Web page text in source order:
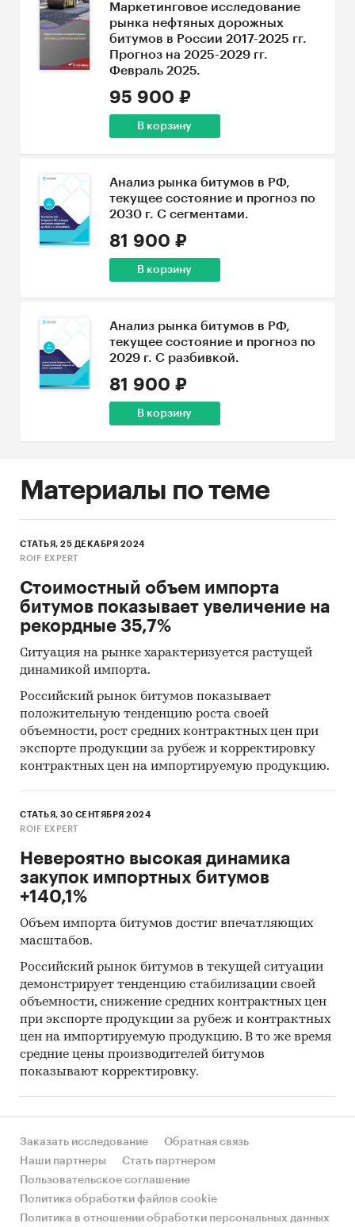
Маркетинговое исследование
рынка нефтяных дорожных
битумов в России 2017-2025 гг.
Прогноз на 2025-2029 гг.
Февраль 2025.
95 900 ₽
В корзину
Анализ рынка битумов в РФ,
текущее состояние и прогноз по
2030 г. С сегментами.
81 900 ₽
В корзину
Анализ рынка битумов в РФ,
текущее состояние и прогноз по
2029 г. С разбивкой.
81 900 ₽
В корзину
Материалы по теме
СТАТЬЯ, 25 ДЕКАБРЯ 2024
ROIF EXPERT
Стоимостный объем импорта
битумов показывает увеличение на
рекордные 35,7%
Ситуация на рынке характеризуется растущей
динамикой импорта.
Российский рынок битумов показывает
положительную тенденцию роста своей
объемности, рост средних контрактных цен при
экспорте продукции за рубеж и корректировку
контрактных цен на импортируемую продукцию.
СТАТЬЯ, 30 СЕНТЯБРЯ 2024
ROIF EXPERT
Невероятно высокая динамика
закупок импортных битумов
+140,1%
Объем импорта битумов достиг впечатляющих
масштабов.
Российский рынок битумов в текущей ситуации
демонстрирует тенденцию стабилизации своей
объемности, снижение средних контрактных цен
при экспорте продукции за рубеж и контрактных
цен на импортируемую продукцию. В то же время
средние цены производителей битумов
показывают корректировку.
Заказать исследование
Обратная связь
Наши партнеры
Стать партнером
Пользовательское соглашение
Политика обработки файлов cookie
Политика в отношении обработки персональных данных